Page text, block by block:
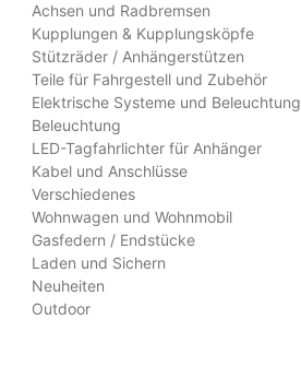
Achsen und Radbremsen
Kupplungen & Kupplungsköpfe
Stützräder / Anhängerstützen
Teile für Fahrgestell und Zubehör
Elektrische Systeme und Beleuchtung
Beleuchtung
LED-Tagfahrlichter für Anhänger
Kabel und Anschlüsse
Verschiedenes
Wohnwagen und Wohnmobil
Gasfedern / Endstücke
Laden und Sichern
Neuheiten
Outdoor